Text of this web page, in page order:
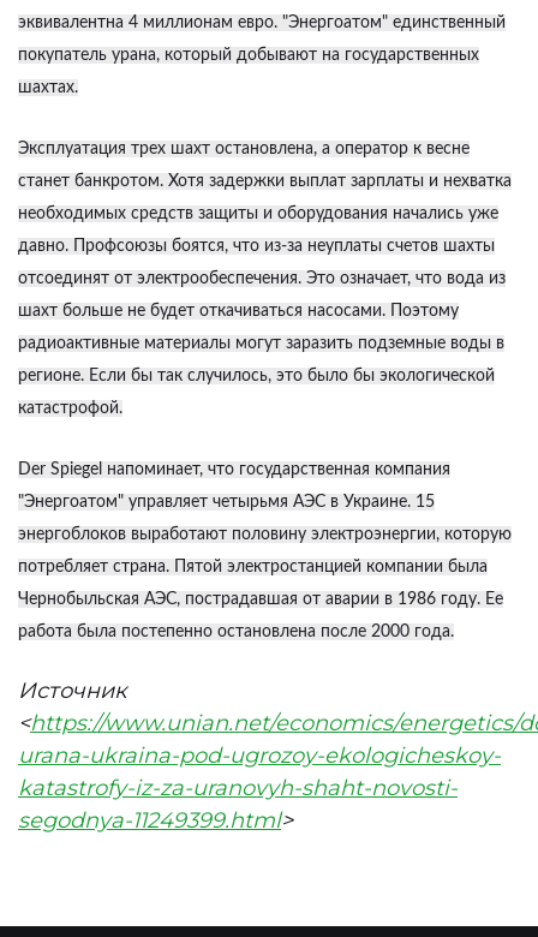
эквивалентна 4 миллионам евро. "Энергоатом" единственный
покупатель урана, который добывают на государственных
шахтах.
Эксплуатация трех шахт остановлена, а оператор к весне
станет банкротом. Хотя задержки выплат зарплаты и нехватка
необходимых средств защиты и оборудования начались уже
давно. Профсоюзы боятся, что из-за неуплаты счетов шахты
отсоединят от электрообеспечения. Это означает, что вода из
шахт больше не будет откачиваться насосами. Поэтому
радиоактивные материалы могут заразить подземные воды в
регионе. Если бы так случилось, это было бы экологической
катастрофой.
Der Spiegel напоминает, что государственная компания
"Энергоатом" управляет четырьмя АЭС в Украине. 15
энергоблоков выработают половину электроэнергии, которую
потребляет страна. Пятой электростанцией компании была
Чернобыльская АЭС, пострадавшая от аварии в 1986 году. Ее
работа была постепенно остановлена после 2000 года.
Источник
<https://www.unian.net/economics/energetics/
urana-ukraina-pod-ugrozoy-ekologicheskoy-
katastrofy-iz-za-uranovyh-shaht-novosti-
segodnya-11249399.html>